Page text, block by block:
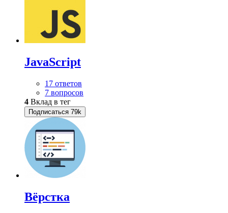
JavaScript
17 ответов
7 вопросов
4 Вклад в тег
Подписаться 79k
Вёрстка